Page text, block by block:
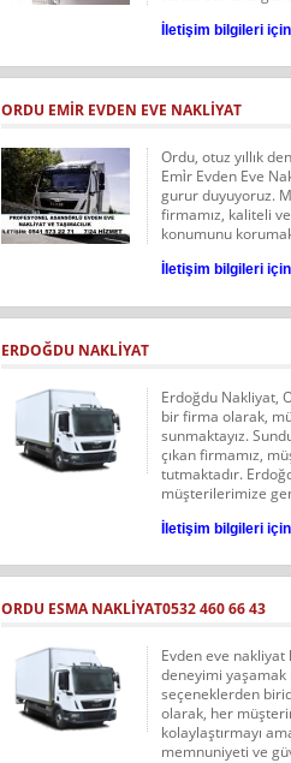
İletişim bilgileri için
ORDU EMİR EVDEN EVE NAKLİYAT
Ordu, otuz yıllık
Emi̇r Evden Eve
gurur duyuyoruz.
firmamız, kaliteli
konumunu
İletişim bilgileri için
ERDOĞDU NAKLİYAT
Erdoğdu Nakliyat,
bir firma olarak,
sunmaktayız.
çıkan firmamız,
tutmaktadır.
müşterilerimize
İletişim bilgileri için
ORDU ESMA NAKLİYAT0532 460 66 43
Evden eve nakliyat
deneyimi yaşamak
seçeneklerden
olarak, her
kolaylaştırmayı
memnuniyeti ve